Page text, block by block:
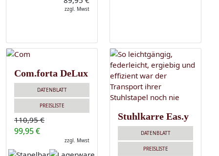
zzgl. Mwst
Com.forta DeLux
DATENBLATT
PREISLISTE
110,95 €
99,95 €
zzgl. Mwst
Stuhlkarre Eas.y
DATENBLATT
PREISLISTE